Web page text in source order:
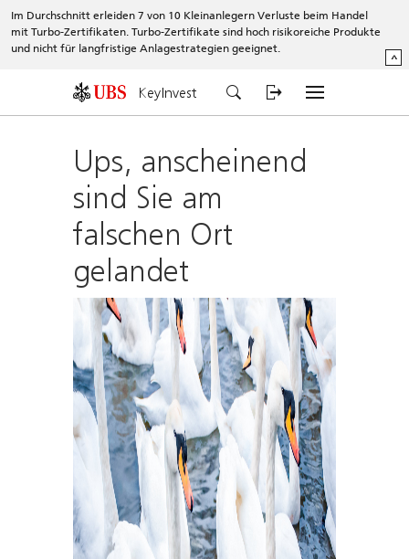
Im Durchschnitt erleiden 7 von 10 Kleinanlegern Verluste beim Handel
mit Turbo-Zertifikaten. Turbo-Zertifikate sind hoch risikoreiche Produkte
und nicht für langfristige Anlagestrategien geeignet.
^
KeyInvest
Ups, anscheinend
sind Sie am
falschen Ort
gelandet